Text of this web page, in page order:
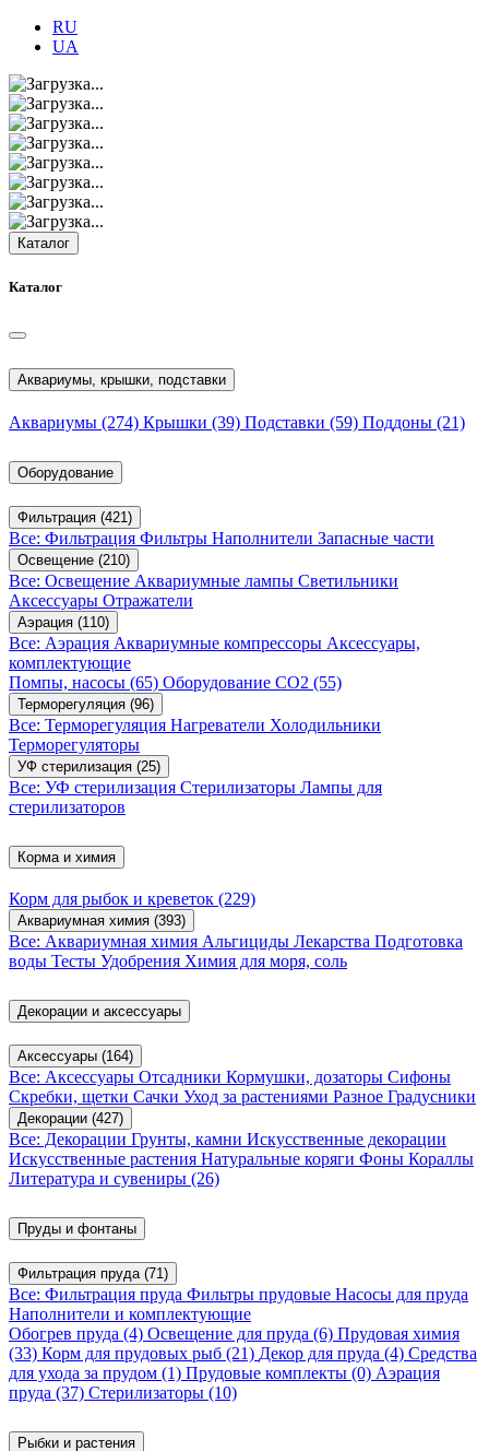
RU
UA
Каталог
Каталог
Аквариумы, крышки, подставки
Аквариумы (274) Крышки (39) Подставки (59) Поддоны (21)
Оборудование
Фильтрация (421)
Все: Фильтрация Фильтры Наполнители Запасные части
Освещение (210)
Все: Освещение Аквариумные лампы Светильники
Аксессуары Отражатели
Аэрация (110)
Все: Аэрация Аквариумные компрессоры Аксессуары,
комплектующие
Помпы, насосы (65) Оборудование CO2 (55)
Терморегуляция (96)
Все: Терморегуляция Нагреватели Холодильники
Терморегуляторы
УФ стерилизация (25)
Все: УФ стерилизация Стерилизаторы Лампы для
стерилизаторов
Корма и химия
Корм для рыбок и креветок (229)
Аквариумная химия (393)
Все: Аквариумная химия Альгициды Лекарства Подготовка
воды Тесты Удобрения Химия для моря, соль
Декорации и аксессуары
Аксессуары (164)
Все: Аксессуары Отсадники Кормушки, дозаторы Сифоны
Скребки, щетки Сачки Уход за растениями Разное Градусники
Декорации (427)
Все: Декорации Грунты, камни Искусственные декорации
Искусственные растения Натуральные коряги Фоны Кораллы
Литература и сувениры (26)
Пруды и фонтаны
Фильтрация пруда (71)
Все: Фильтрация пруда Фильтры прудовые Насосы для пруда
Наполнители и комплектующие
Обогрев пруда (4) Освещение для пруда (6) Прудовая химия
(33) Корм для прудовых рыб (21) Декор для пруда (4) Средства
для ухода за прудом (1) Прудовые комплекты (0) Аэрация
пруда (37) Стерилизаторы (10)
Рыбки и растения